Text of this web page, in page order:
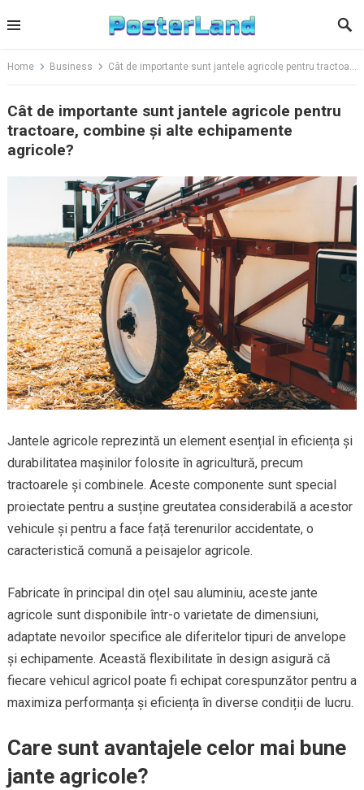
to
Home Business Cât de importante sunt jantele agricole pentru tractoare, combine și alte echipamente agricole?
Cât de importante sunt jantele agricole pentru
tractoare, combine și alte echipamente
agricole?
Jantele agricole reprezintă un element esențial în eficiența și
durabilitatea mașinilor folosite în agricultură, precum
tractoarele și combinele. Aceste componente sunt special
proiectate pentru a susține greutatea considerabilă a acestor
vehicule și pentru a face față terenurilor accidentate, o
caracteristică comună a peisajelor agricole.
Fabricate în principal din oțel sau aluminiu, aceste jante
agricole sunt disponibile într-o varietate de dimensiuni,
adaptate nevoilor specifice ale diferitelor tipuri de anvelope
și echipamente. Această flexibilitate în design asigură că
fiecare vehicul agricol poate fi echipat corespunzător pentru a
maximiza performanța și eficiența în diverse condiții de lucru.
Care sunt avantajele celor mai bune
jante agricole?